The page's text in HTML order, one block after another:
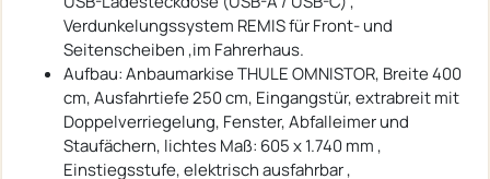
Verdunkelungssystem REMIS für Front- und
Seitenscheiben ,im Fahrerhaus.
Aufbau: Anbaumarkise THULE OMNISTOR, Breite 400
cm, Ausfahrtiefe 250 cm, Eingangstür, extrabreit mit
Doppelverriegelung, Fenster, Abfalleimer und
Staufächern, lichtes Maß: 605 x 1.740 mm ,
Einstiegsstufe, elektrisch ausfahrbar ,